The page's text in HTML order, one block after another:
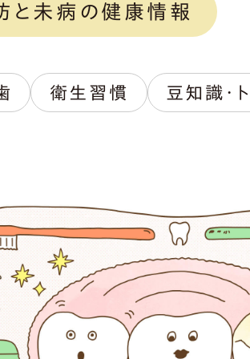
と未病の健康情報
衛生習慣 豆知識・